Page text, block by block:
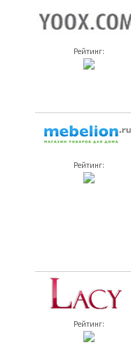
Рейтинг:
Рейтинг:
Рейтинг: